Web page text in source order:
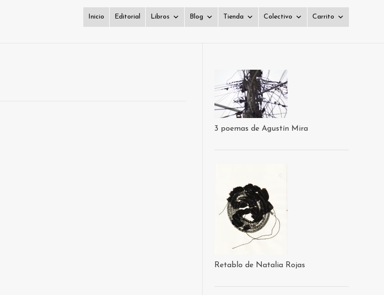
Inicio Editorial Libros Blog Tienda Colectivo Carrito
3 poemas de Agustín Mira
Retablo de Natalia Rojas